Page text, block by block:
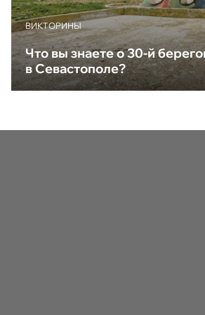
ВИКТОРИНЫ
Что вы знаете о 30-й
в Севастополе?